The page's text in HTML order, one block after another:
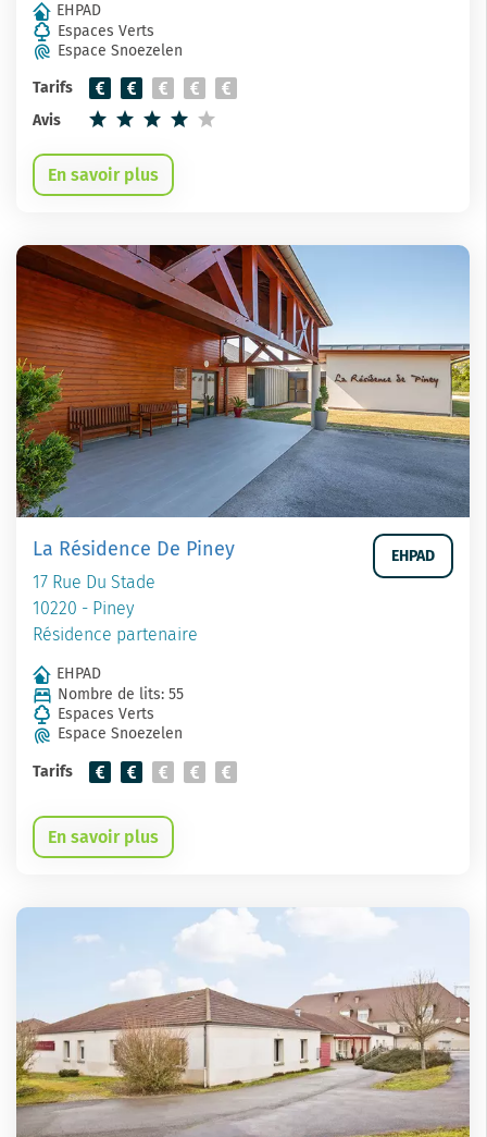
EHPAD
Espaces Verts
Espace Snoezelen
Tarifs
Avis
En savoir plus
La Résidence De Piney
17 Rue Du Stade
10220 - Piney
Résidence partenaire
EHPAD
EHPAD
Nombre de lits: 55
Espaces Verts
Espace Snoezelen
Tarifs
En savoir plus